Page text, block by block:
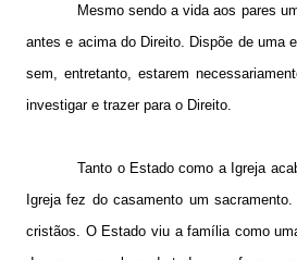
Mesmo sendo a vida aos pares
antes e acima do Direito. Dispõe de uma
sem, entretanto, estarem
investigar e trazer para o Direito.
Tanto o Estado como a Igreja
Igreja fez do casamento um
cristãos. O Estado viu a família como